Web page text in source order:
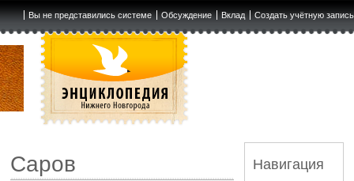
Вы не представились системе Обсуждение Вклад Создать учётную запись
Саров Навигация